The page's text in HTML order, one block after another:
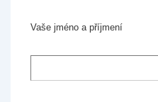
Vaše jméno a příjmení